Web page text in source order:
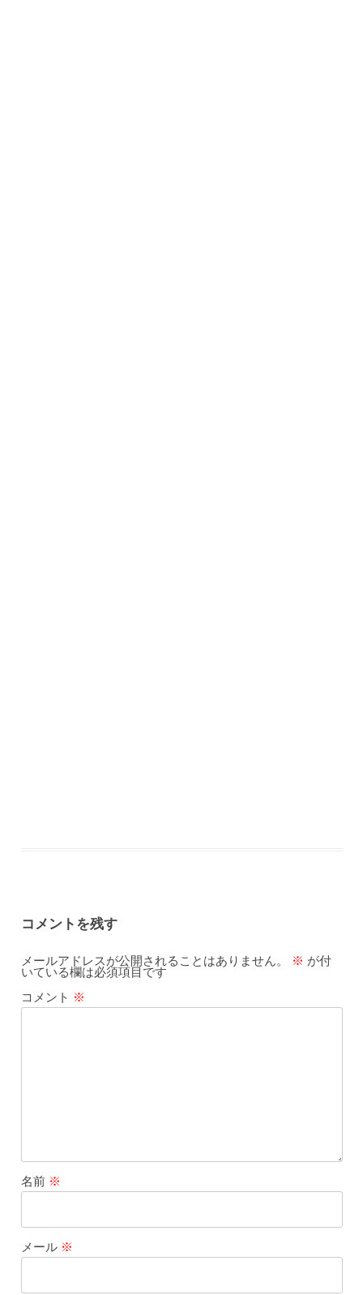
コメントを残す
メールアドレスが公開されることはありません。 ※ が付
いている欄は必須項目です
コメント ※
名前 ※
メール ※